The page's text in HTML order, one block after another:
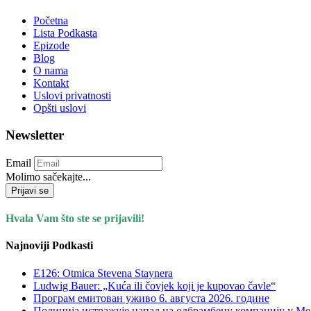
Početna
Lista Podkasta
Epizode
Blog
O nama
Kontakt
Uslovi privatnosti
Opšti uslovi
Newsletter
Email
Molimo sačekajte...
Prijavi se
Hvala Vam što ste se prijavili!
Najnoviji Podkasti
E126: Otmica Stevena Staynera
Ludwig Bauer: „Kuća ili čovjek koji je kupovao čavle“
Програм емитован уживо 6. августа 2026. годинe